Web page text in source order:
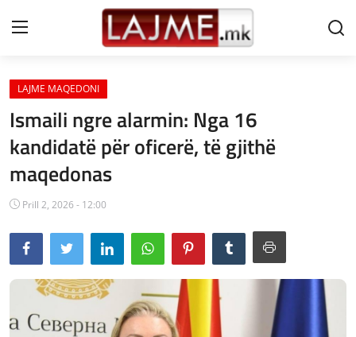
Shtëpi
LAJME MAQEDONI
SHQIPERI
KOSOVA
LAJME NGA BOTA
SHOWBIZ
SPORT
LAJME MAQEDONI
Ismaili ngre alarmin: Nga 16
kandidatë për oficerë, të gjithë
maqedonas
Prill 2, 2026 - 12:00